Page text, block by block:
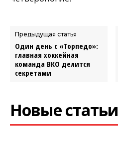
Предыдущая статья
Один день с «Торпедо»:
главная хоккейная
команда ВКО делится
секретами
Новые статьи